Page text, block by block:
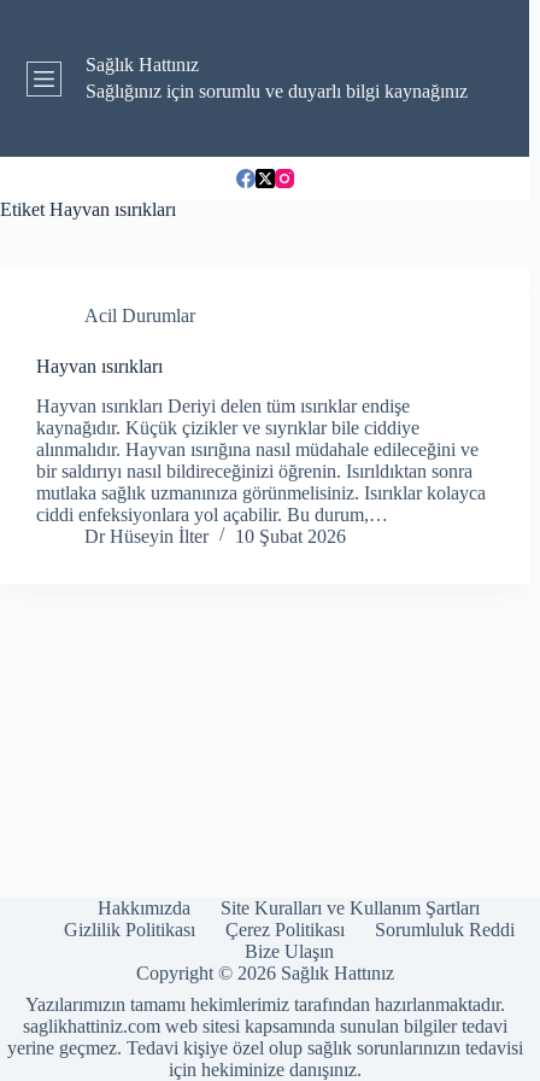
Sağlık Hattınız
Sağlığınız için sorumlu ve duyarlı bilgi kaynağınız
Etiket Hayvan ısırıkları
Acil Durumlar
Hayvan ısırıkları
Hayvan ısırıkları Deriyi delen tüm ısırıklar endişe
kaynağıdır. Küçük çizikler ve sıyrıklar bile ciddiye
alınmalıdır. Hayvan ısırığına nasıl müdahale edileceğini ve
bir saldırıyı nasıl bildireceğinizi öğrenin. Isırıldıktan sonra
mutlaka sağlık uzmanınıza görünmelisiniz. Isırıklar kolayca
ciddi enfeksiyonlara yol açabilir. Bu durum,…
Dr Hüseyin İlter
10 Şubat 2026
Hakkımızda
Site Kuralları ve Kullanım Şartları
Gizlilik Politikası
Çerez Politikası
Sorumluluk Reddi
Bize Ulaşın
Copyright © 2026 Sağlık Hattınız
Yazılarımızın tamamı hekimlerimiz tarafından hazırlanmaktadır.
saglikhattiniz.com web sitesi kapsamında sunulan bilgiler tedavi
yerine geçmez. Tedavi kişiye özel olup sağlık sorunlarınızın tedavisi
için hekiminize danışınız.